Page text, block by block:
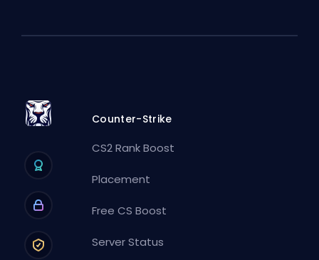
Counter-Strike
CS2 Rank Boost
Placement
Free CS Boost
Server Status